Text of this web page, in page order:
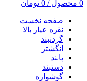
0 محصول /
0 تومان
صفحه نخست
نقره عیار بالا
گردنبند
انگشتر
پابند
دستبند
گوشواره